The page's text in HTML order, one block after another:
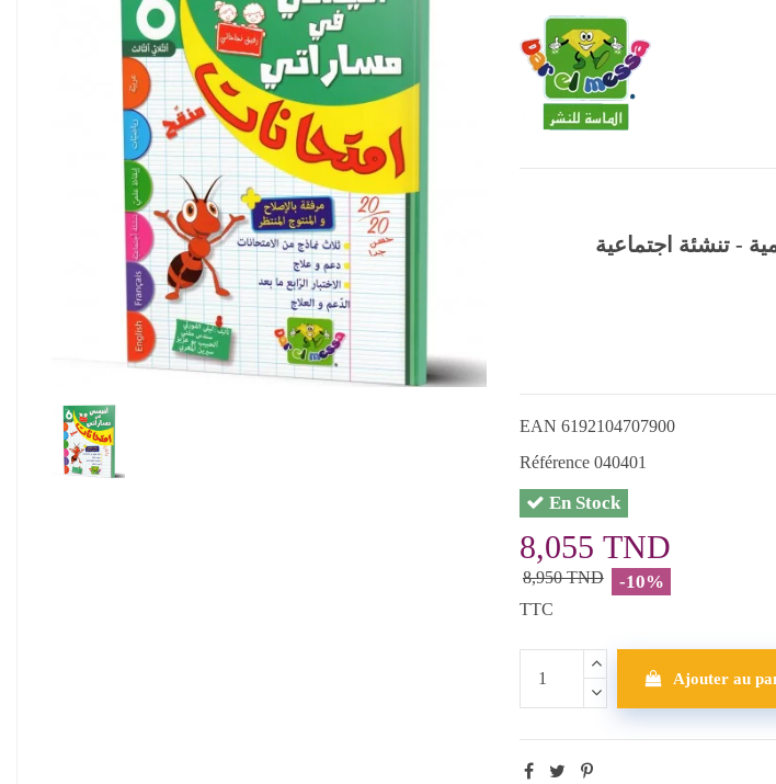
EAN 6192104707900
Référence 040401
En Stock
8,055 TND
8,950 TND -10%
TTC
Ajouter au